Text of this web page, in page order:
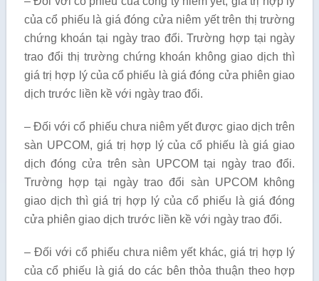
của cổ phiếu là giá đóng cửa niêm yết trên thị trường
chứng khoán tại ngày trao đổi. Trường hợp tại ngày
trao đổi thị trường chứng khoán không giao dịch thì
giá trị hợp lý của cổ phiếu là giá đóng cửa phiên giao
dịch trước liền kề với ngày trao đổi.
– Đối với cổ phiếu chưa niêm yết được giao dịch trên
sàn UPCOM, giá trị hợp lý của cổ phiếu là giá giao
dịch đóng cửa trên sàn UPCOM tại ngày trao đổi.
Trường hợp tại ngày trao đổi sàn UPCOM không
giao dịch thì giá trị hợp lý của cổ phiếu là giá đóng
cửa phiên giao dịch trước liền kề với ngày trao đổi.
– Đối với cổ phiếu chưa niêm yết khác, giá trị hợp lý
của cổ phiếu là giá do các bên thỏa thuận theo hợp